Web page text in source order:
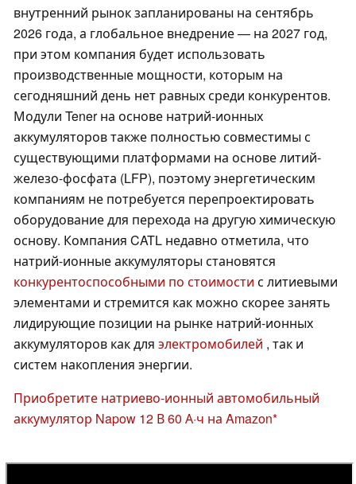
внутренний рынок запланированы на сентябрь
2026 года, а глобальное внедрение — на 2027 год,
при этом компания будет использовать
производственные мощности, которым на
сегодняшний день нет равных среди конкурентов.
Модули Tener на основе натрий-ионных
аккумуляторов также полностью совместимы с
существующими платформами на основе литий-
железо-фосфата (LFP), поэтому энергетическим
компаниям не потребуется перепроектировать
оборудование для перехода на другую химическую
основу. Компания CATL недавно отметила, что
натрий-ионные аккумуляторы становятся
конкурентоспособными по стоимости с литиевыми
элементами и стремится как можно скорее занять
лидирующие позиции на рынке натрий-ионных
аккумуляторов как для электромобилей , так и
систем накопления энергии.
Приобретите натриево-ионный автомобильный
аккумулятор Napow 12 В 60 А·ч на Amazon